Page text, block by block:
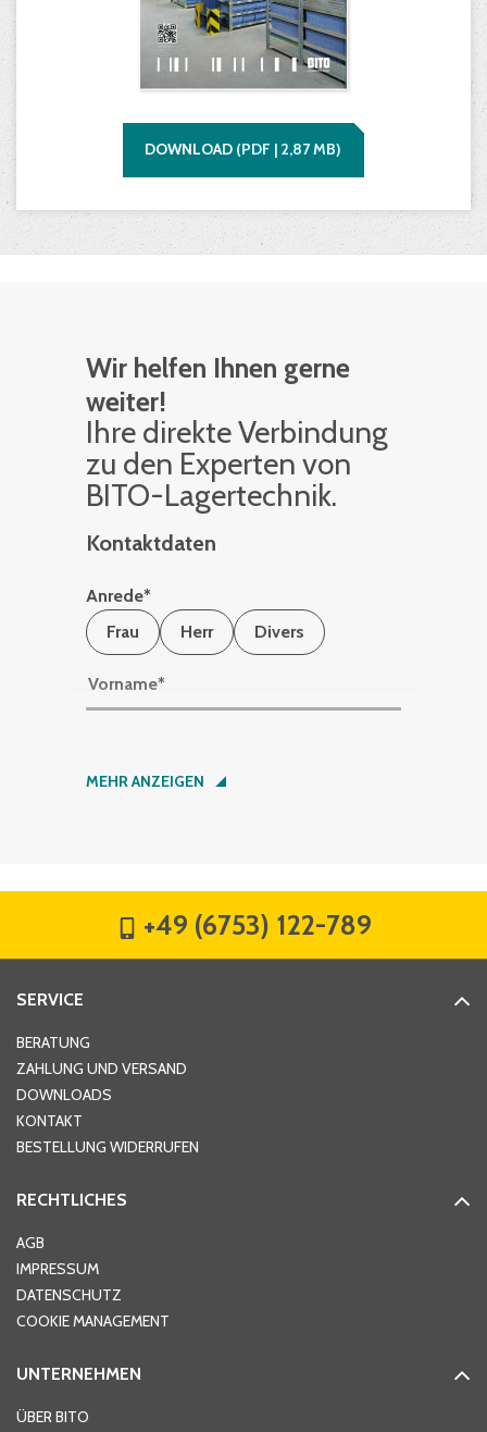
DOWNLOAD (PDF | 2,87MB)
Wir helfen Ihnen gerne
weiter!
Ihre di­rek­te Ver­bin­dung
zu den Ex­per­ten von
BITO-La­ger­tech­nik.
Kontaktdaten
Anrede*
Frau
Herr Divers
Vorname*
Nachname*
Hausnummer
Ort*
Telefon
MEHR ANZEIGEN
+49 (6753) 122-789
SERVICE
BERATUNG
ZAHLUNG UND VERSAND
DOWNLOADS
KONTAKT
BESTELLUNG WIDERRUFEN
RECHTLICHES
AGB
IMPRESSUM
DATENSCHUTZ
COOKIE MANAGEMENT
UNTERNEHMEN
ÜBER BITO